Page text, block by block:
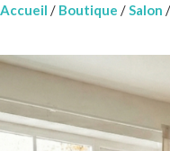
Accueil / Boutique /Salon /